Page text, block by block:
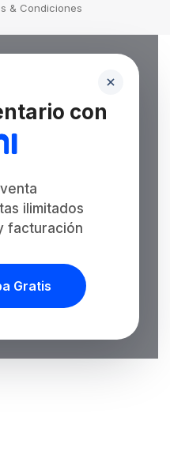
& Condiciones
con
ilimitados
facturación
Gratis